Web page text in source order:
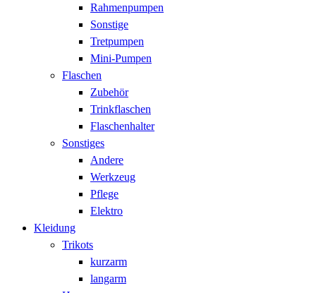
Rahmenpumpen
Sonstige
Tretpumpen
Mini-Pumpen
Flaschen
Zubehör
Trinkflaschen
Flaschenhalter
Sonstiges
Andere
Werkzeug
Pflege
Elektro
Kleidung
Trikots
kurzarm
langarm